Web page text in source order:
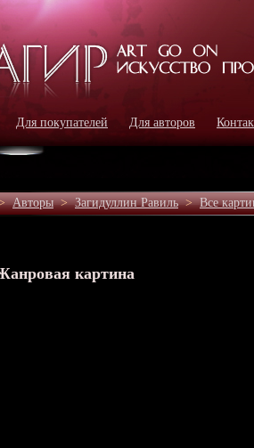
Для покупателей Для авторов
Авторы>Загидуллин Равиль>Все
картина